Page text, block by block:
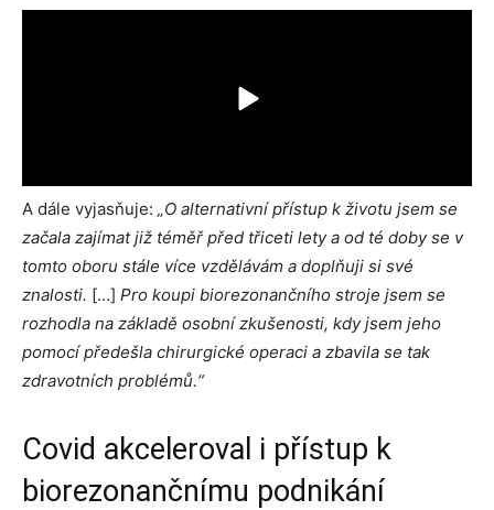
A dále vyjasňuje: „O alternativní přístup k životu jsem se
začala zajímat již téměř před třiceti lety a od té doby se v
tomto oboru stále více vzdělávám a doplňuji si své
znalosti. […] Pro koupi biorezonančního stroje jsem se
rozhodla na základě osobní zkušenosti, kdy jsem jeho
pomocí předešla chirurgické operaci a zbavila se tak
zdravotních problémů.“
Covid akceleroval i přístup k
biorezonančnímu podnikání